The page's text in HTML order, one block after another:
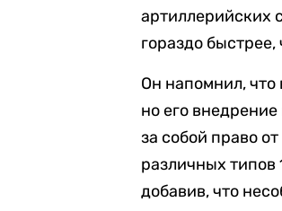
артиллерийских
гораздо
Он напомнил, что
но его
за собой право
различных
добавив, что